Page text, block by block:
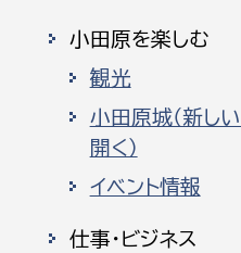
小田原を楽しむ
観光
小田原城（新し
開く）
イベント情報
仕事・ビジネス